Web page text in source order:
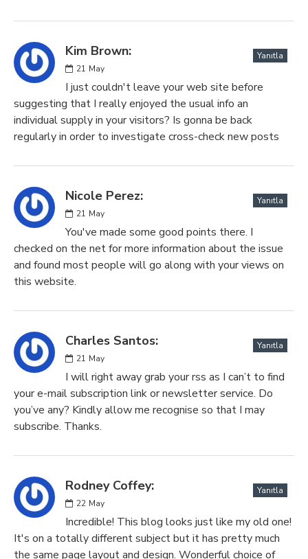
Kim Brown:
21 May
Yanıtla
I just couldn't leave your web site before
suggesting that I really enjoyed the usual info an
individual supply in your visitors? Is gonna be back
regularly in order to investigate cross-check new posts
Nicole Perez:
21 May
Yanıtla
You've made some good points there. I
checked on the net for more information about the issue
and found most people will go along with your views on
this website.
Charles Santos:
21 May
Yanıtla
I will right away grab your rss as I can’t to find
your e-mail subscription link or newsletter service. Do
you’ve any? Kindly allow me recognise so that I may
subscribe. Thanks.
Rodney Coffey:
22 May
Yanıtla
Incredible! This blog looks just like my old one!
It's on a totally different subject but it has pretty much
the same page layout and design. Wonderful choice of